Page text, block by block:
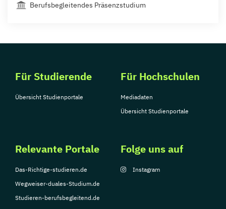
Berufsbegleitendes Präsenzstudium
Für Studierende
Übersicht Studienportale
Für Hochschulen
Mediadaten
Übersicht Studienportale
Relevante Portale
Das-Richtige-studieren.de
Wegweiser-duales-Studium.de
Studieren-berufsbegleitend.de
Folge uns auf
Instagram